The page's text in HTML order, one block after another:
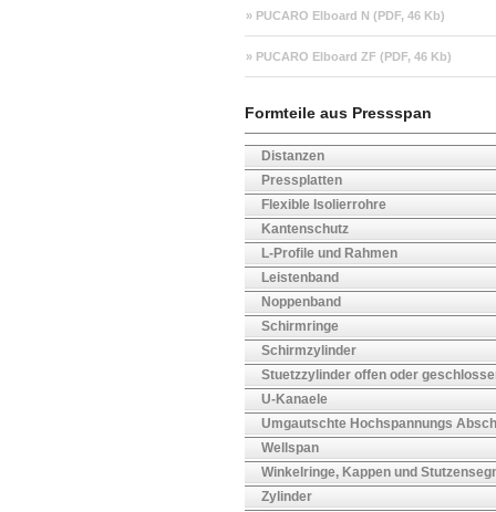
» PUCARO Elboard N (PDF, 46 Kb)
» PUCARO Elboard ZF (PDF, 46 Kb)
Formteile aus Pressspan
Distanzen
Pressplatten
Flexible Isolierrohre
Kantenschutz
L-Profile und Rahmen
Leistenband
Noppenband
Schirmringe
Schirmzylinder
Stuetzzylinder offen oder
U-Kanaele
Umgautschte Hochspannungs
Wellspan
Winkelringe, Kappen und
Zylinder